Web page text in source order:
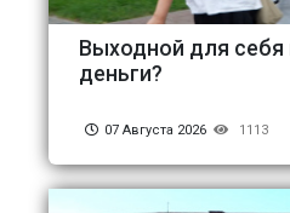
Выходной для себя
деньги?
07 Августа 2026 1113